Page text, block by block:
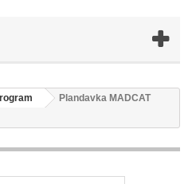
Plandavka MADCAT